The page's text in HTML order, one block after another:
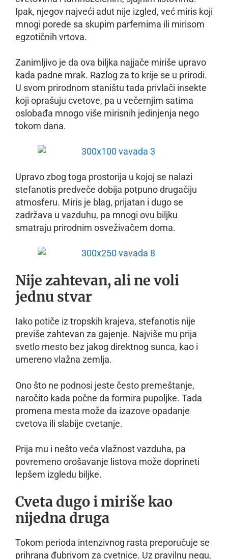
Ipak, njegov najveći adut nije izgled, već miris koji
mnogi porede sa skupim parfemima ili mirisom
egzotičnih vrtova.
Zanimljivo je da ova biljka najjače miriše upravo
kada padne mrak. Razlog za to krije se u prirodi.
U svom prirodnom staništu tada privlači insekte
koji oprašuju cvetove, pa u večernjim satima
oslobađa mnogo više mirisnih jedinjenja nego
tokom dana.
Upravo zbog toga prostorija u kojoj se nalazi
stefanotis predveče dobija potpuno drugačiju
atmosferu. Miris je blag, prijatan i dugo se
zadržava u vazduhu, pa mnogi ovu biljku
smatraju prirodnim osveživačem doma.
Nije zahtevan, ali ne voli
jednu stvar
Iako potiče iz tropskih krajeva, stefanotis nije
previše zahtevan za gajenje. Najviše mu prija
svetlo mesto bez jakog direktnog sunca, kao i
umereno vlažna zemlja.
Ono što ne podnosi jeste često premeštanje,
naročito kada počne da formira pupoljke. Tada
promena mesta može da izazove opadanje
cvetova ili slabije cvetanje.
Prija mu i nešto veća vlažnost vazduha, pa
povremeno orošavanje listova može doprineti
lepšem izgledu biljke.
Cveta dugo i miriše kao
nijedna druga
Tokom perioda intenzivnog rasta preporučuje se
prihrana đubrivom za cvetnice. Uz pravilnu negu,